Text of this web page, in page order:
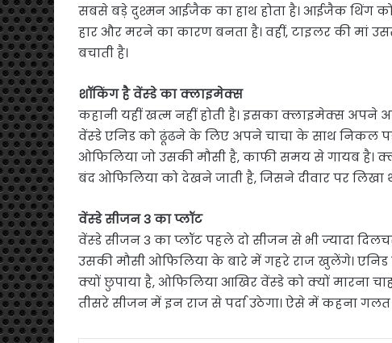
सबसे बड़े दुश्मन आईजैक का हाथ होता है। आईजैक थिंग
हार और मरने का कारण बनता है। वहीं, टाइलर की मां
बचाती है।
शॉकिंग है वेंस्डे का क्लाइमेक्स
कहानी यहीं खत्म नहीं होती है। इसका क्लाइमेक्स
वेंस्डे एनिड को ढूंढने के लिए अपने चाचा के साथ निकल
ओफिलिया जो उसकी मौसी है, काफी समय से गायब है।
बंद ओफिलिया को देखने जाती है, जिसने दीवार पर लिखा
वेंस्डे सीजन 3 का प्लॉट
वेंस्डे सीजन 3 का प्लॉट पहले दो सीजन से भी ज्यादा
उसकी मौसी ओफिलिया के बारे में गहरे राज खुलेंगे। एनिड
क्यों छुपाया है, ओफिलिया आखिर वेंस्डे को क्यों मारना
तीसरे सीजन में इन राज से पर्दा उठेगा। ऐसे में कहना गलत